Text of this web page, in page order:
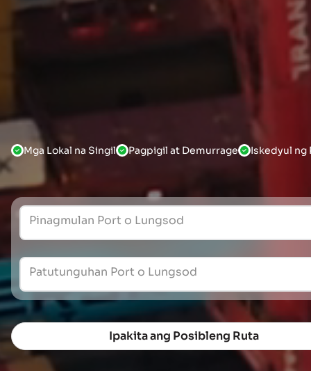
Mga Lokal na Singil Pagpigil at Demurrage Iskedyul ng
Pinagmulan Port o Lungsod
Patutunguhan Port o Lungsod
Ipakita ang Posibleng Ruta